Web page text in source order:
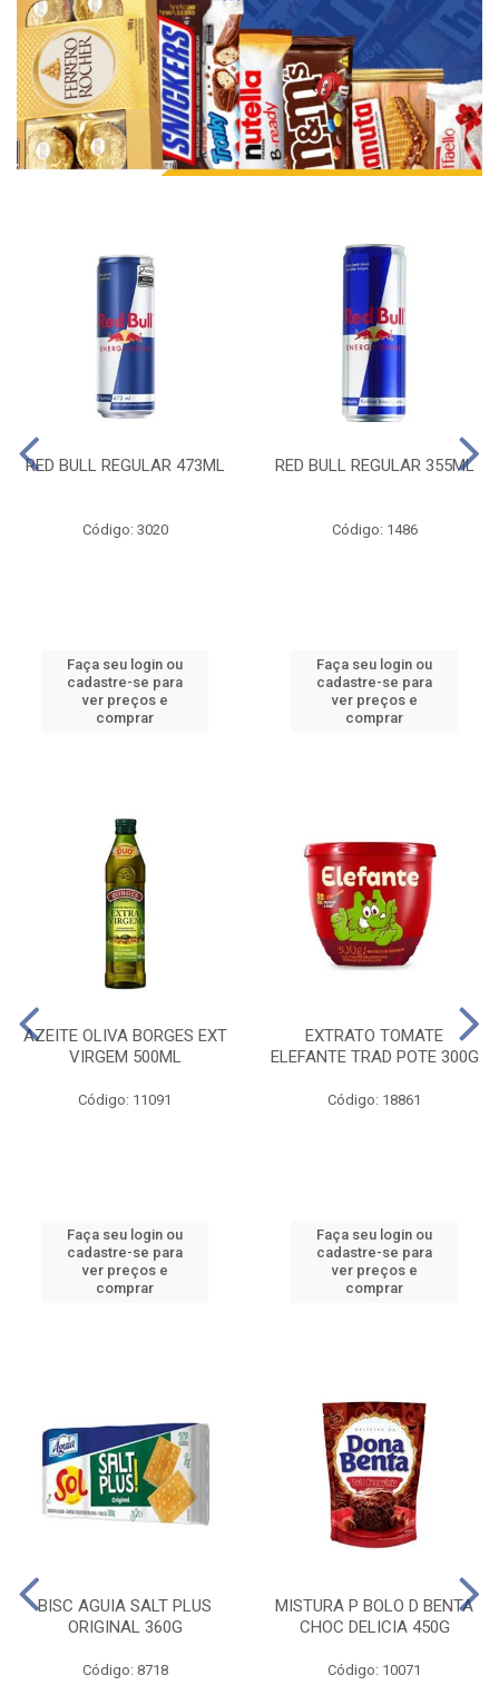
RED BULL REGULAR 473ML
Código: 3020
Faça seu login ou
cadastre-se para
ver preços e
comprar
RED BULL REGULAR 355ML
Código: 1486
Faça seu login ou
cadastre-se para
ver preços e
comprar
AZEITE OLIVA BORGES EXT
VIRGEM 500ML
Código: 11091
Faça seu login ou
cadastre-se para
ver preços e
comprar
EXTRATO TOMATE
ELEFANTE TRAD POTE 300G
Código: 18861
Faça seu login ou
cadastre-se para
ver preços e
comprar
BISC AGUIA SALT PLUS
ORIGINAL 360G
Código: 8718
MISTURA P BOLO D BENTA
CHOC DELICIA 450G
Código: 10071